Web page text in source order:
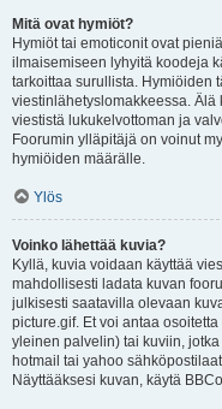
Mitä ovat hymiöt?
Hymiöt tai emoticonit ovat
ilmaisemiseen lyhyitä koodeja
tarkoittaa surullista. Hymiöiden
viestinlähetyslomakkeessa.
viestistä lukukelvottoman ja
Foorumin ylläpitäjä on voinut
hymiöiden määrälle.
Ylös
Voinko lähettää kuvia?
Kyllä, kuvia voidaan käyttää
mahdollisesti ladata kuvan
julkisesti saatavilla olevaan
picture.gif. Et voi antaa
yleinen palvelin) tai kuviin,
hotmail tai yahoo
Näyttääksesi kuvan, käytä